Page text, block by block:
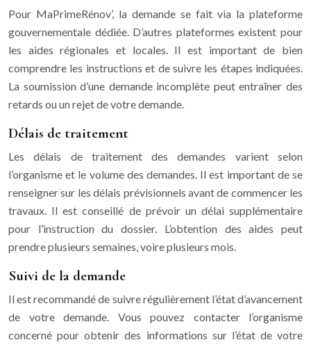
Pour MaPrimeRénov’, la demande se fait via la plateforme
gouvernementale dédiée. D’autres plateformes existent pour
les aides régionales et locales. Il est important de bien
comprendre les instructions et de suivre les étapes indiquées.
La soumission d’une demande incomplète peut entraîner des
retards ou un rejet de votre demande.
Délais de traitement
Les délais de traitement des demandes varient selon
l’organisme et le volume des demandes. Il est important de se
renseigner sur les délais prévisionnels avant de commencer les
travaux. Il est conseillé de prévoir un délai supplémentaire
pour l’instruction du dossier. L’obtention des aides peut
prendre plusieurs semaines, voire plusieurs mois.
Suivi de la demande
Il est recommandé de suivre régulièrement l’état d’avancement
de votre demande. Vous pouvez contacter l’organisme
concerné pour obtenir des informations sur l’état de votre